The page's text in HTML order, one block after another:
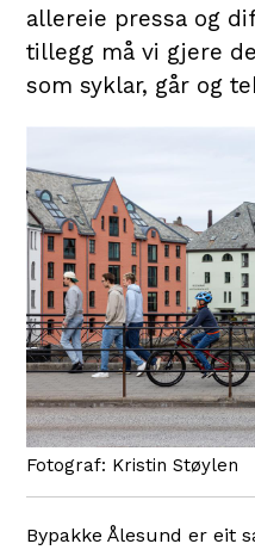
allereie pressa og
tillegg må vi gjere
som syklar, går og
Kristin Støylen
Bypakke Ålesund er eit